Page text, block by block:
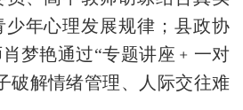
年心理发展规律；县政协
梦艳通过“专题讲座﹢一对
破解情绪管理、人际交往难